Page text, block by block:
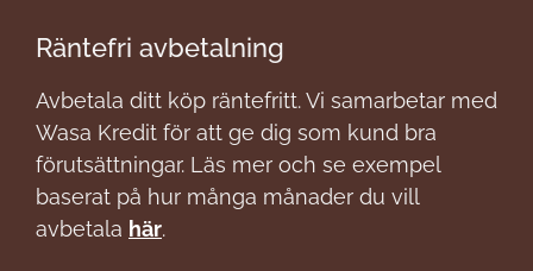
Räntefri avbetalning
Avbetala ditt köp räntefritt. Vi samarbetar med
Wasa Kredit för att ge dig som kund bra
förutsättningar. Läs mer och se exempel
baserat på hur många månader du vill
avbetala här.